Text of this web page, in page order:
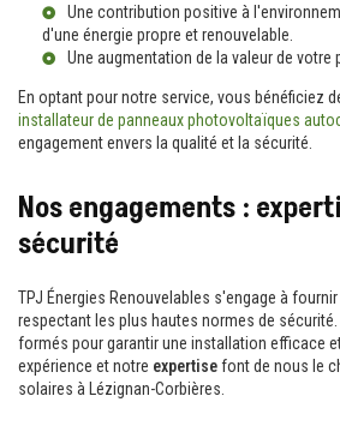
Une contribution positive à
d'une énergie propre et renouvelable.
Une augmentation de la valeur de votre
En optant pour notre service, vous bénéficiez
installateur de panneaux photovoltaïques
engagement envers la qualité et la sécurité.
Nos engagements :
sécurité
TPJ Énergies Renouvelables s'engage à
respectant les plus hautes normes de
formés pour garantir une installation efficace
expérience et notre expertisefont de nous le
solaires à Lézignan-Corbières.